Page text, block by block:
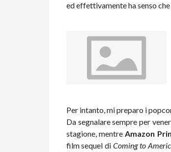
ed effettivamente ha senso
Per intanto, mi preparo i
Da segnalare sempre per
stagione, mentreAmazon
film sequel diComing to